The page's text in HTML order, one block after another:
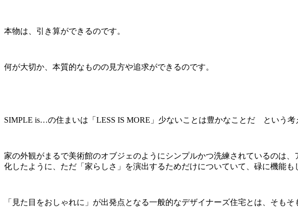
本物は、引き算ができるのです。
何が大切か、本質的なものの見方や追求ができるのです。
SIMPLE is…の住まいは「LESS IS MORE」少ないことは豊かなことだ という考
家の外観がまるで美術館のオブジェのようにシンプルかつ洗練されているのは
化したように、ただ「家らしさ」を演出するためだけについていて、碌に機能
「見た目をおしゃれに」が出発点となる一般的なデザイナーズ住宅とは、そもそ